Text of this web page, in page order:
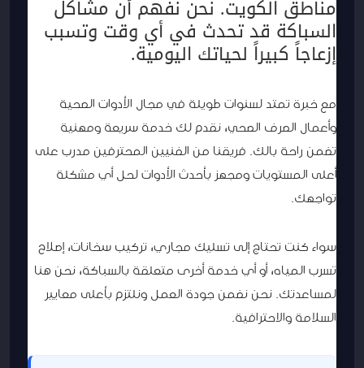
مناطق الكويت. نحن نفهم أن مشاكل
السباكة قد تحدث في أي وقت وتسبب
إزعاجاً كبيراً لحياتك اليومية.
مع خبرة تمتد لسنوات طويلة في مجال الأدوات الصحية
وأعمال الصرف الصحي، نقدم لك خدمة سريعة ومهنية
تضمن راحة بالك. فريقنا من الفنيين المحترفين مدرب على
أعلى المستويات ومجهز بأحدث الأدوات لحل أي مشكلة
تواجهك.
سواء كنت تحتاج إلى تسليك مجاري، تركيب سخانات، إصلاح
تسرب المياه، أو أي خدمة أخرى متعلقة بالسباكة، نحن هنا
لمساعدتك. نحن نضمن جودة العمل ونلتزم بأعلى معايير
السلامة والاحترافية.